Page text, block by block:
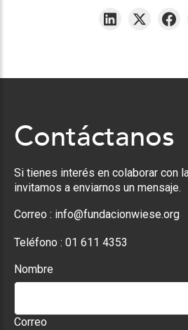
Contáctanos
Si tienes interés en colaborar con
invitamos a enviarnos un mensaje.
Correo : info@fundacionwiese.org
Teléfono : 01 611 4353
Nombre
Correo